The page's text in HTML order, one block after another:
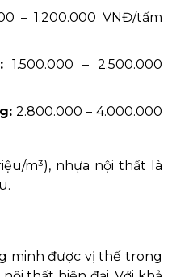
– 1.200.000 VNĐ/tấm
1.500.000 – 2.500.000
2.800.000 – 4.000.000
m³), nhựa nội thất là
minh được vị thế trong